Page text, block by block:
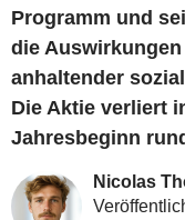
Programm und
die
anhaltender
Die Aktie verliert
Jahresbeginn
Nicolas